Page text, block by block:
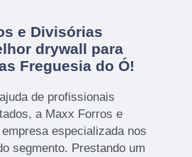
e Divisórias
drywall para
Freguesia do Ó!
de profissionais
a Maxx Forros e
especializada nos
segmento. Prestando um